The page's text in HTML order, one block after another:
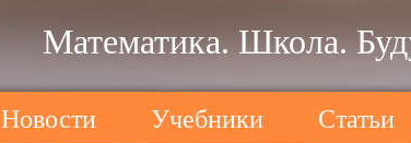
Математика. Школа.
Новости Учебники Статьи